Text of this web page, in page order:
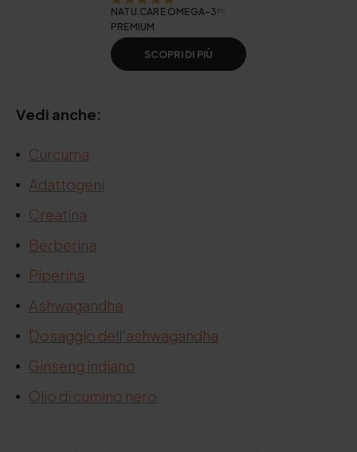
NATU.CARE OMEGA-3ᵀᴳ
PREMIUM
SCOPRI DI PIÙ
Vedi anche:
Curcuma
Adattogeni
Creatina
Berberina
Piperina
Ashwagandha
Dosaggio dell'ashwagandha
Ginseng indiano
Olio di cumino nero